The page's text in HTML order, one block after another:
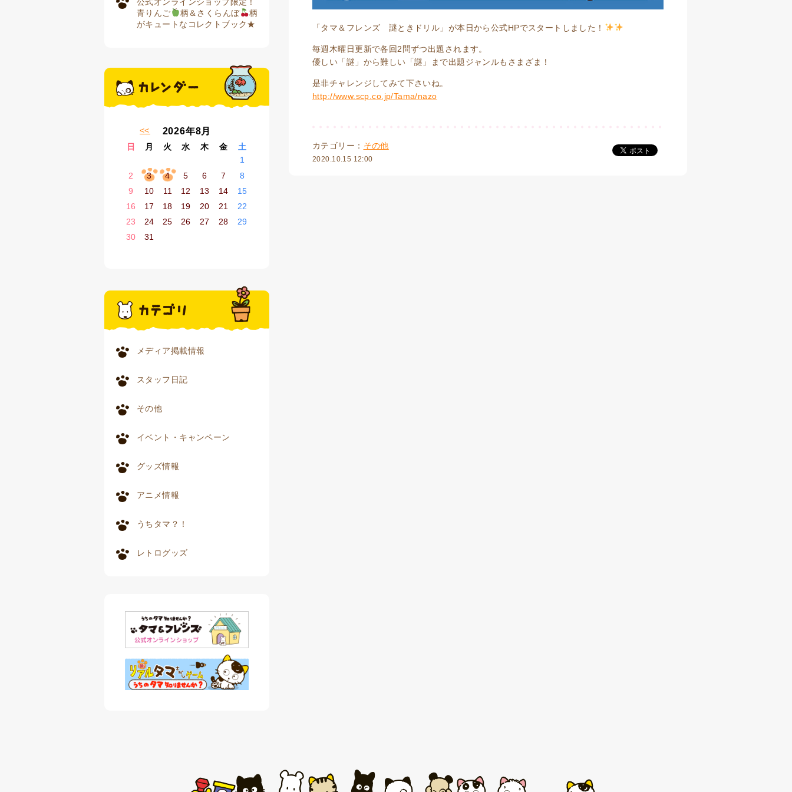
青りんご
柄＆さくらんぼ
柄
がキュートなコレクトブック★
2026年8月
日 月 火 水 木 金 土
« 7月
1
2
3 4 5 6 7
8
9
10 11 12 13 14
15
16
17 18 19 20 21
22
23
24 25 26 27 28
29
30
31
メディア掲載情報
スタッフ日記
その他
イベント・キャンペーン
グッズ情報
アニメ情報
うちタマ？！
レトログッズ
「タマ＆フレンズ 謎ときドリル」が本日から公式HPでスタートしました！
毎週木曜日更新で各回2問ずつ出題されます。
優しい「謎」から難しい「謎」まで出題ジャンルもさまざま！
是非チャレンジしてみて下さいね。
http://www.scp.co.jp/Tama/nazo
カテゴリー： その他
2020.10.15 12:00